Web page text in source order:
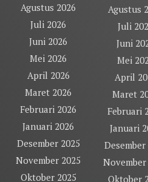
Agustus 2026
Juli 2026
Juni 2026
Mei 2026
April 2026
Maret 2026
Februari 2026
Januari 2026
Desember 2025
November 2025
Oktober 2025
Agustus
Juli
Juni
Mei
April
Maret
Februari
Januari
Desember
November
Oktober